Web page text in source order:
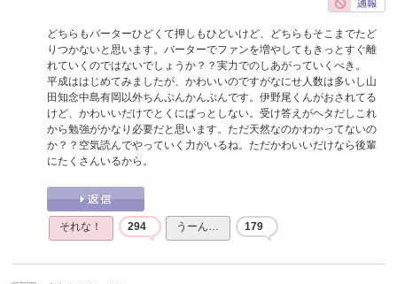
どちらもバーターひどくて押しもひどいけど、どちらもそこまでたど
りつかないと思います。バーターでファンを増やしてもきっとすぐ離
れていくのではないでしょうか？？実力でのしあがっていくべき。
平成ははじめてみましたが、かわいいのですがなにせ人数は多いし山
田知念中島有岡以外ちんぷんかんぷんです。伊野尾くんがおされてる
けど、かわいいだけでとくにぱっとしない。受け答えがヘタだしこれ
から勉強がかなり必要だと思います。ただ天然なのかわかってないの
か？？空気読んでやっていく力がいるね。ただかわいいだけなら後輩
にたくさんいるから。
それな！ 294 うーん… 179